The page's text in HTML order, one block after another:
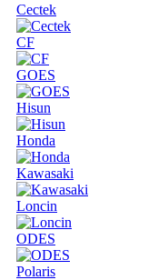
Cectek
CF
GOES
Hisun
Honda
Kawasaki
Loncin
ODES
Polaris